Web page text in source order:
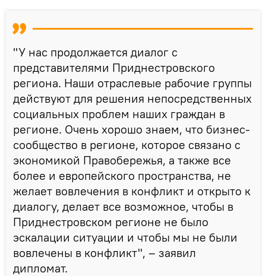
"У нас продолжается диалог с
представителями Приднестровского
региона. Наши отраслевые рабочие группы
действуют для решения непосредственных
социальных проблем наших граждан в
регионе. Очень хорошо знаем, что бизнес-
сообщество в регионе, которое связано с
экономикой Правобережья, а также все
более и европейского пространства, не
желает вовлечения в конфликт и открыто к
диалогу, делает все возможное, чтобы в
Приднестровском регионе не было
эскалации ситуации и чтобы мы не были
вовлечены в конфликт", – заявил
дипломат.